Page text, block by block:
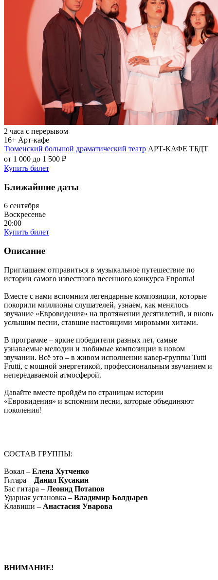
2 часа с перерывом
16+ Арт-кафе
Тюменский большой драматический театр АРТ-КАФЕ ТБДТ
от 1 000 до 1 500 ₽
Купить билет
Ближайшие даты
6 сентября
Воскресенье
20:00
Купить билет
Описание
Приглашаем отправиться в музыкальное путешествие по
истории самого известного песенного конкурса Европы!
Вместе с нами вспомним легендарные композиции, которые
покорили миллионы слушателей, узнаем, как менялось
звучание «Евровидения» на протяжении десятилетий, и вновь
услышим песни, ставшие настоящими мировыми хитами.
В программе – яркие победители разных лет, самые
узнаваемые мелодии и любимые композиции в новом
звучании. Всё это – в живом исполнении кавер-группы Tutti
Frutti, с мощной энергетикой, профессиональным звучанием и
непередаваемой атмосферой.
Давайте вместе пройдём по страницам истории
«Евровидения» и вспомним песни, которые объединяют
поколения!
СОСТАВ ГРУППЫ:
Вокал – Елена Хутченко
Гитара – Данил Кусакин
Бас гитара – Леонид Потапов
Ударная установка – Владимир Болдырев
Клавиши – Анастасия Уварова
ВНИМАНИЕ!